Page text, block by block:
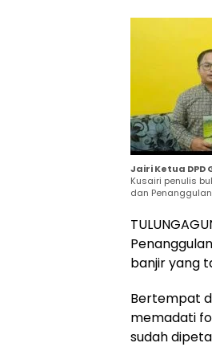
Jairi Ketua
Kusairi penulis
dan
banjir yang
Bertempat
memadati
sudah